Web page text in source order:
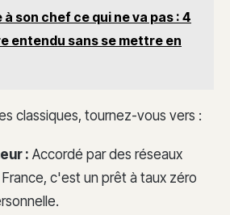
à son chef ce qui ne va pas : 4
entendu sans se mettre en
classiques, tournez-vous vers :
: Accordé par des réseaux
c'est un prêt à taux zéro